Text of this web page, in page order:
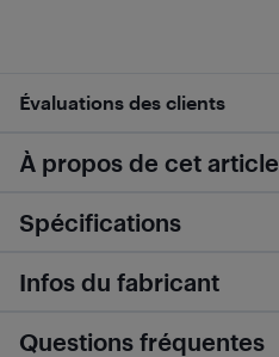
Évaluations des clients
À propos de cet article
Spécifications
Infos du fabricant
Questions fréquentes